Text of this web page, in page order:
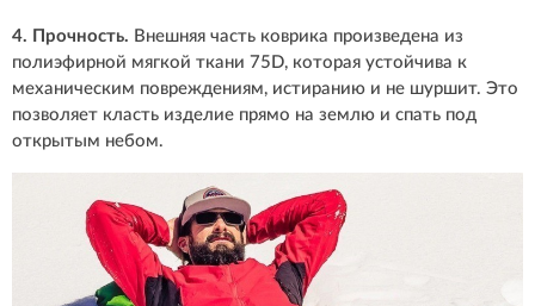
4. Прочность. Внешняя часть коврика произведена из
полиэфирной мягкой ткани 75D, которая устойчива к
механическим повреждениям, истиранию и не шуршит. Это
позволяет класть изделие прямо на землю и спать под
открытым небом.